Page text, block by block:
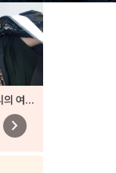
(MyBooCosplay) 승리의 여신: 니케 ‘사쿠라’
chevron_right